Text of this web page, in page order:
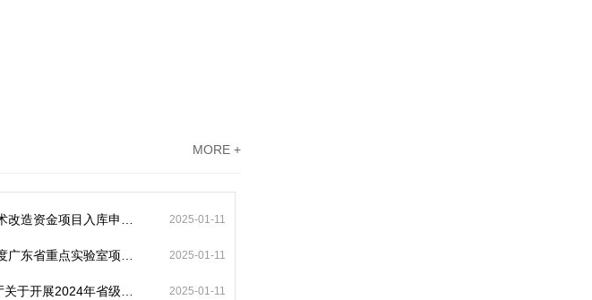
MORE +
2025-01-11
2025-01-11
2025-01-11